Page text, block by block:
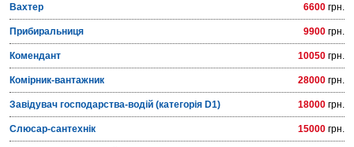
Вахтер 6600 грн.
Прибиральниця 9900 грн.
Комендант 10050 грн.
Комірник-вантажник 28000 грн.
Завідувач господарства-водій (категорія D1) 18000 грн.
Слюсар-сантехнік 15000 грн.